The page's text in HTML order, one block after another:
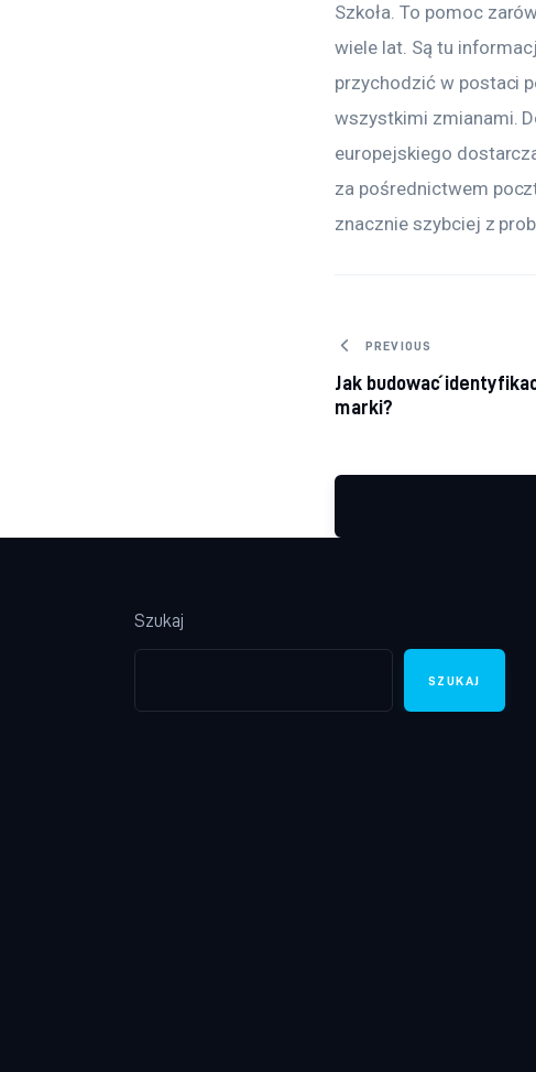
Szkoła. To pomoc
wiele lat. Są tu
przychodzić w postaci
wszystkimi zmianami.
europejskiego
za pośrednictwem
znacznie szybciej z
Nawigacja
PREVIOUS
Jak budować
marki?
Szukaj
SZUKAJ